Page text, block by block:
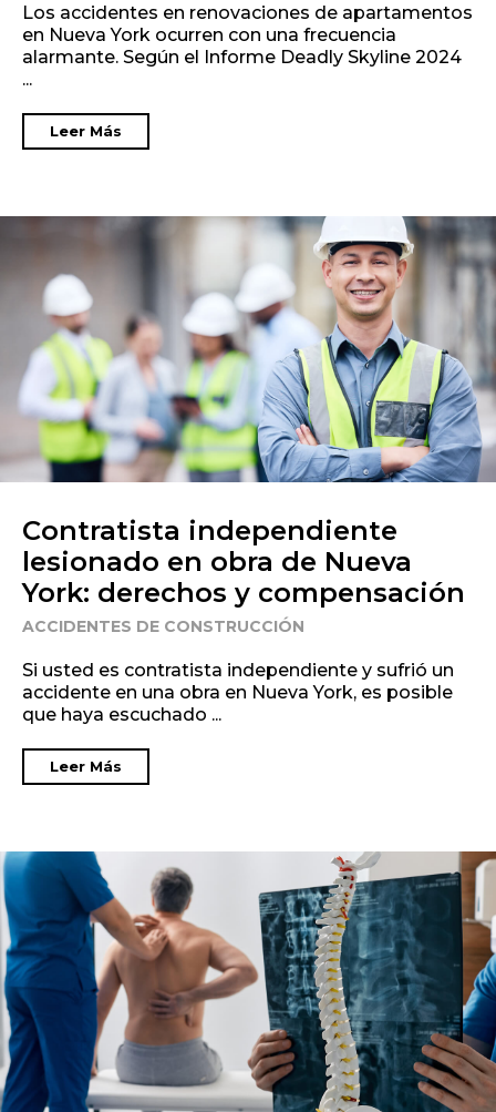
Los accidentes en renovaciones de apartamentos
en Nueva York ocurren con una frecuencia
alarmante. Según el Informe Deadly Skyline 2024
...
Leer Más
Contratista independiente
lesionado en obra de Nueva
York: derechos y compensación
ACCIDENTES DE CONSTRUCCIÓN
Si usted es contratista independiente y sufrió un
accidente en una obra en Nueva York, es posible
que haya escuchado ...
Leer Más